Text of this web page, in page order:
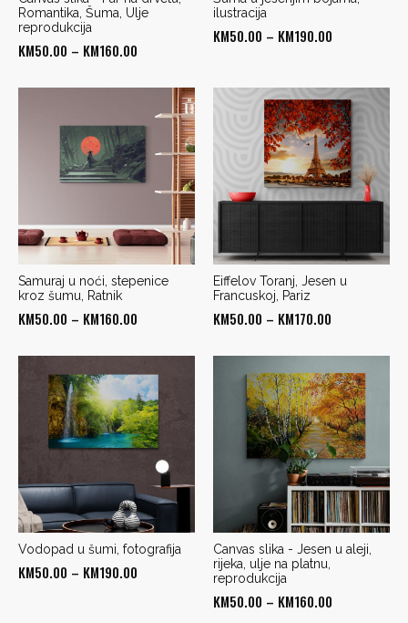
Romantika, Šuma, Ulje
reprodukcija
KM50.00 – KM160.00
KM50.00
through
KM160.00
ilustracija
KM50.00 – KM190.00
through
KM190.00
Samuraj u noći, stepenice
kroz šumu, Ratnik
KM50.00 – KM160.00
KM50.00
through
KM160.00
Eiffelov Toranj, Jesen u
Francuskoj, Pariz
KM50.00 – KM170.00
KM50.00
through
KM170.00
Vodopad u šumi, fotografija
KM50.00 – KM190.00
Canvas slika - Jesen u aleji,
rijeka, ulje na platnu,
reprodukcija
KM50.00 – KM160.00